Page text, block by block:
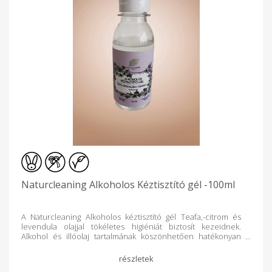
Naturcleaning Alkoholos Kéztisztító gél -100ml
A Naturcleaning Alkoholos kéztisztító gél Teafa,-citrom és
levendula olajjal tökéletes higiéniát biztosít kezeidnek.
Alkohol és illóolaj tartalmának köszönhetően hatékonyan
Élvezd a megfelelő higiéniát és élvezd az illóolajok jótékony
hatását! Öblítést nem igényel! Te is kerültél már olyan